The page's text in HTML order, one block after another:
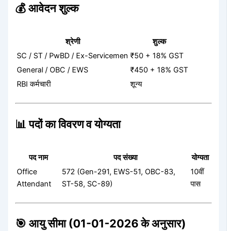
💰 आवेदन शुल्क
श्रेणी
शुल्क
SC / ST / PwBD / Ex-Servicemen ₹50 + 18% GST
General / OBC / EWS
₹450 + 18% GST
RBI कर्मचारी
शून्य
📊 पदों का विवरण व योग्यता
पद नाम पद संख्या
योग्यता
Office
Attendant
572 (Gen-291, EWS-51, OBC-83,
ST-58, SC-89)
10वीं
पास
🎯 आयु सीमा (01-01-2026 के अनुसार)